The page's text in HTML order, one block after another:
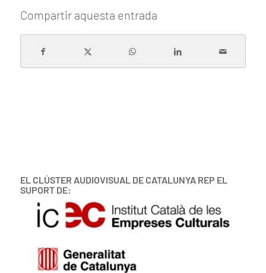
Compartir aquesta entrada
EL CLÚSTER AUDIOVISUAL DE CATALUNYA REP EL
SUPORT DE: